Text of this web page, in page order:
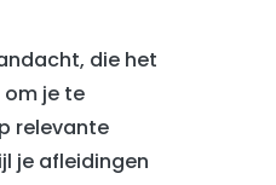
die het
je te
relevante
je afleidingen